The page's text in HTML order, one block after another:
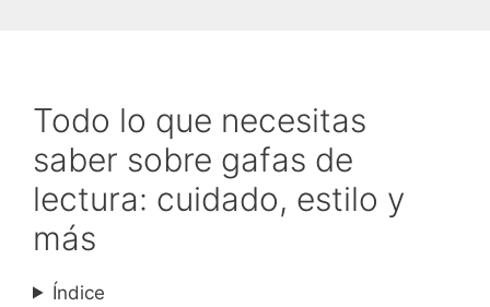
Todo lo que necesitas
saber sobre gafas de
lectura: cuidado, estilo y
más
Índice